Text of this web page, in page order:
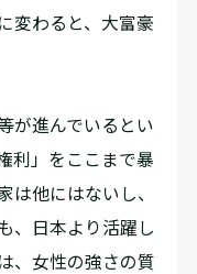
変わると、大富豪
が進んでいるとい
利」をここまで暴
は他にはないし、
、日本より活躍し
、女性の強さの質